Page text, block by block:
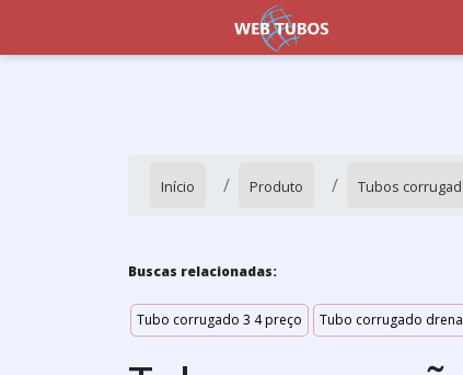
Início Produto Tubos
Buscas relacionadas:
Tubo corrugado 3 4 preço Tubo corrugado